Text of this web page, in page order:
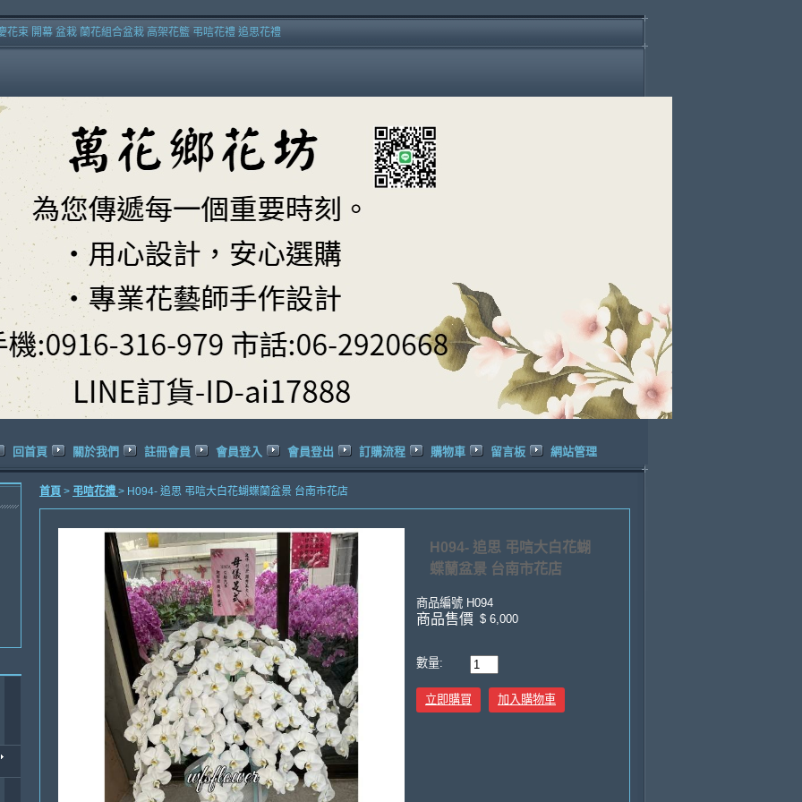
束 開幕 盆栽 蘭花組合盆栽 高架花籃 弔唁花禮 追思花禮
回首頁 關於我們 註冊會員 會員登入 會員登出 訂購流程 購物車 留言板 網站管理
首頁 > 弔唁花禮 > H094- 追思 弔唁大白花蝴蝶蘭盆景 台南市花店
H094- 追思 弔唁大白花蝴
蝶蘭盆景 台南市花店
商品編號 H094
商品售價 $ 6,000
數量:
立即購買 加入購物車